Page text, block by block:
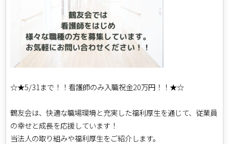
☆★5/31まで！！看護師のみ入職祝金20万円！！★☆
鶴友会は、快適な職場環境と充実した福利厚生を通じて、従業員
の幸せと成長を応援しています！
当法人の取り組みや福利厚生をご紹介します。